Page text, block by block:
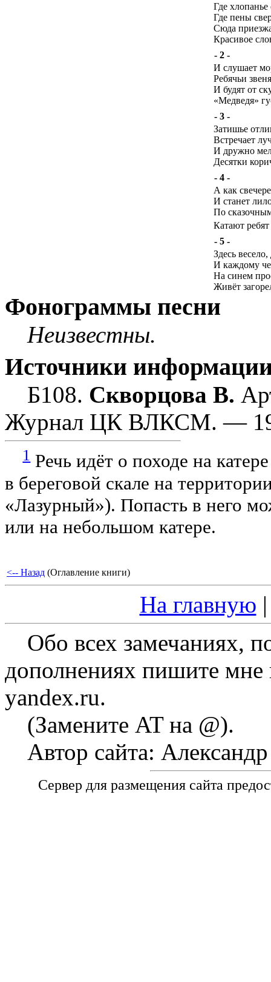
Где
Где пены
Сюда
Красивое
- 2 -
И слушает
Ребячьи
И будят от
«Медведя»
- 3 -
Затишье
Встречает
И дружно
Десятки
- 4 -
А как
И станет
По
Катают ребят
- 5 -
Здесь
И каждому
На синем
Живёт
Фонограммы песни
Неизвестны.
Источники
Б108. Скворцова В.
Журнал ЦК ВЛКСМ. —
1Речь идёт о походе на
в береговой скале на
«Лазурный»). Попасть в него
или на небольшом катере.
<-- Назад (Оглавление книги)
На главную
Обо всех замечаниях,
дополнениях пишите мне
yandex.ru.
(Замените AT на @).
Автор сайта:
Сервер для размещения сайта